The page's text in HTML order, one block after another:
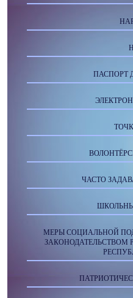
ПАСПОРТ
ЧАСТО
МЕРЫ СОЦИАЛЬНОЙ
ЗАКОНОДАТЕЛЬСТВОМ